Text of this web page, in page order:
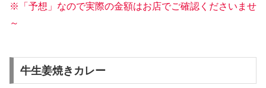
※「予想」なので実際の金額はお店でご確認くださいませ
～
牛生姜焼きカレー